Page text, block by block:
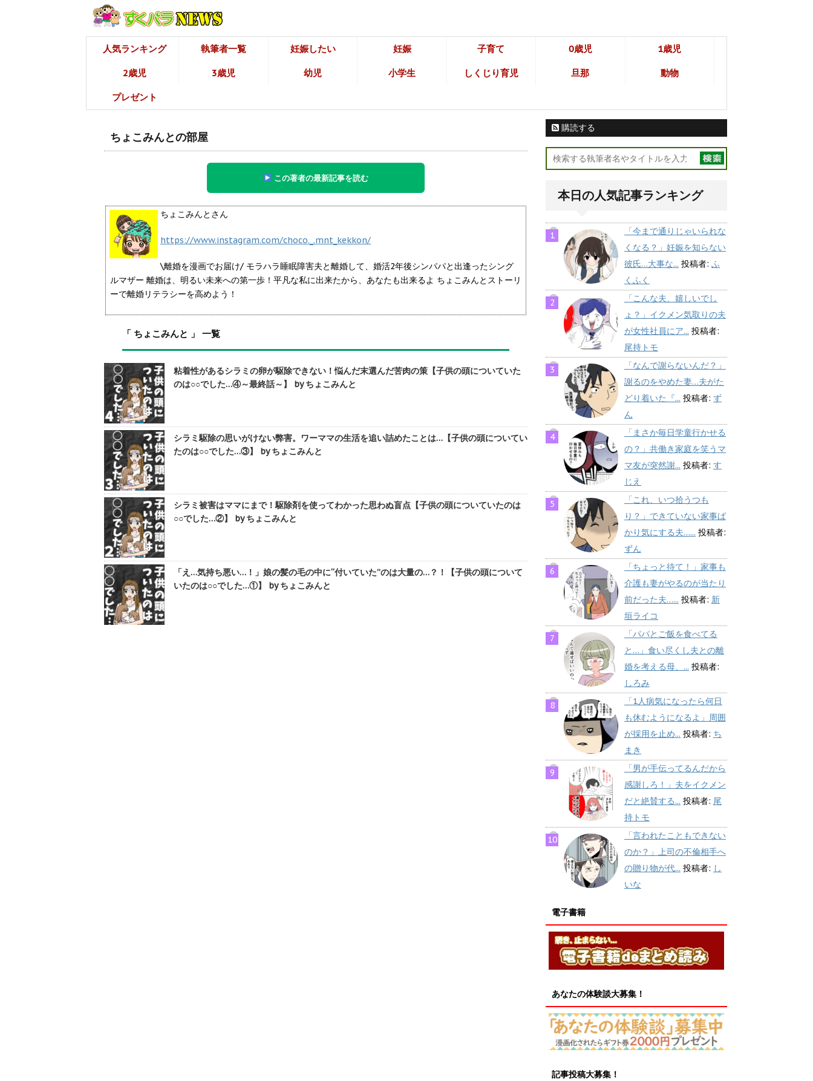
人気ランキング 執筆者一覧 妊娠したい 妊娠 子育て 0歳児 1歳児
2歳児 3歳児 幼児 小学生 しくじり育児 旦那 動物
プレゼント
ちょこみんとの部屋
この著者の最新記事を読む
ちょこみんとさん
https://www.instagram.com/choco._.mnt_kekkon/
\離婚を漫画でお届け/ モラハラ睡眠障害夫と離婚して、婚活2年後シンパパと出逢ったシング
ルマザー 離婚は、明るい未来への第一歩！平凡な私に出来たから、あなたも出来るよ ちょこみんとストーリ
ーで離婚リテラシーを高めよう！
「 ちょこみんと 」 一覧
粘着性があるシラミの卵が駆除できない！悩んだ末選んだ苦肉の策【子供の頭についていた
のは○○でした…④～最終話～】 by ちょこみんと
シラミ駆除の思いがけない弊害。ワーママの生活を追い詰めたことは…【子供の頭についてい
たのは○○でした…③】 by ちょこみんと
シラミ被害はママにまで！駆除剤を使ってわかった思わぬ盲点【子供の頭についていたのは
○○でした…②】 by ちょこみんと
「え…気持ち悪い…！」娘の髪の毛の中に“付いていた”のは大量の…？！【子供の頭について
いたのは○○でした…①】 by ちょこみんと
購読する
本日の人気記事ランキング
「今まで通りじゃいられな
くなる？」妊娠を知らない
彼氏…大事な... 投稿者: ふ
くふく
「こんな夫、嬉しいでし
ょ？」イクメン気取りの夫
が女性社員にア... 投稿者:
尾持トモ
「なんで謝らないんだ？」
謝るのをやめた妻…夫がた
どり着いた『... 投稿者: ず
ん
「まさか毎日学童行かせる
の？」共働き家庭を笑うマ
マ友が突然謝... 投稿者: す
じえ
「これ、いつ拾うつも
り？」できていない家事ば
かり気にする夫…... 投稿者:
ずん
「ちょっと待て！」家事も
介護も妻がやるのが当たり
前だった夫…... 投稿者: 新
垣ライコ
「パパとご飯を食べてる
と…」食い尽くし夫との離
婚を考える母、... 投稿者:
しろみ
「1人病気になったら何日
も休むようになるよ」周囲
が採用を止め... 投稿者: ち
まき
「男が手伝ってるんだから
感謝しろ！」夫をイクメン
だと絶賛する... 投稿者: 尾
持トモ
「言われたこともできない
のか？」上司の不倫相手へ
の贈り物が代... 投稿者: し
いな
電子書籍
あなたの体験談大募集！
記事投稿大募集！